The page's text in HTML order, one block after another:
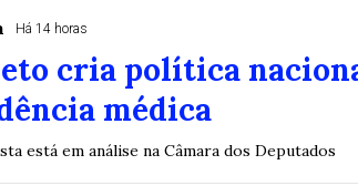
Há 14 horas
cria política
médica
está em análise na Câmara dos Deputados